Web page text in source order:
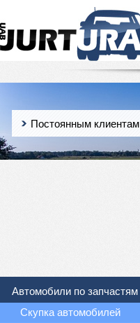
Постоянным клиентам
Автомобили по запчастям
Скупка автомобилей